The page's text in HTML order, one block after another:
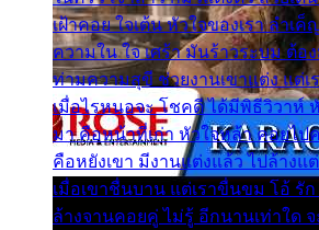
เฝ้าคอย ใจเต้น หัวใจของเรา ลำเ
ความใน ใจ เศร้า มันร้าวระบม ต้อ
ท่ามความสุขี ช่วยงานเขาแต่ง แต่เ
เมื่อไรหนอจะ โชคดี ได้มีพิธีวิวาห์
มา คือหน้าที่เก่า หัวใจหล้า คอยไป
คือหยังเขา มีงานแต่งแล้ว ไปล้างแ
เมื่อเขาชื่นบาน แต่เราขื่นขม โอ้ รั
ล้างจานคอยคู่ ไม่รู้ อีกนานเท่าใด